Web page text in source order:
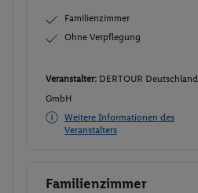
Familienzimmer
Ohne Verpflegung
Veranstalter: DERTOUR Deutschland
GmbH
Weitere Informationen des
Veranstalters
Buchen
Familienzimmer